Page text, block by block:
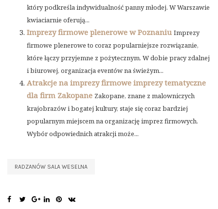
który podkreśla indywidualność panny młodej. W Warszawie
kwiaciarnie oferują...
Imprezy firmowe plenerowe w Poznaniu Imprezy
firmowe plenerowe to coraz popularniejsze rozwiązanie,
które łączy przyjemne z pożytecznym. W dobie pracy zdalnej
i biurowej, organizacja eventów na świeżym...
Atrakcje na imprezy firmowe imprezy tematyczne
dla firm Zakopane Zakopane, znane z malowniczych
krajobrazów i bogatej kultury, staje się coraz bardziej
popularnym miejscem na organizację imprez firmowych.
Wybór odpowiednich atrakcji może...
RADZANÓW SALA WESELNA